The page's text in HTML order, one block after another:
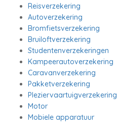
Reisverzekering
Autoverzekering
Bromfietsverzekering
Bruiloftverzekering
Studentenverzekeringen
Kampeerautoverzekering
Caravanverzekering
Pakketverzekering
Pleziervaartuigverzekering
Motor
Mobiele apparatuur